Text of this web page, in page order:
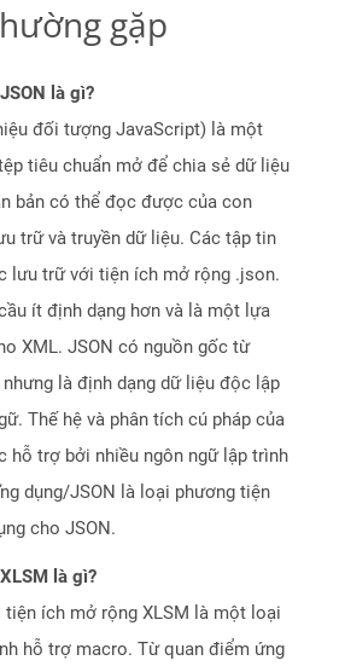
gặp
là gì?
đối tượng JavaScript) là một
tiêu chuẩn mở để chia sẻ dữ liệu
bản có thể đọc được của con
trữ và truyền dữ liệu. Các tập tin
lưu trữ với tiện ích mở rộng .json.
ít định dạng hơn và là một lựa
XML. JSON có nguồn gốc từ
là định dạng dữ liệu độc lập
Thế hệ và phân tích cú pháp của
hỗ trợ bởi nhiều ngôn ngữ lập trình
dụng/JSON là loại phương tiện
cho JSON.
là gì?
tiện ích mở rộng XLSM là một loại
hỗ trợ macro. Từ quan điểm ứng